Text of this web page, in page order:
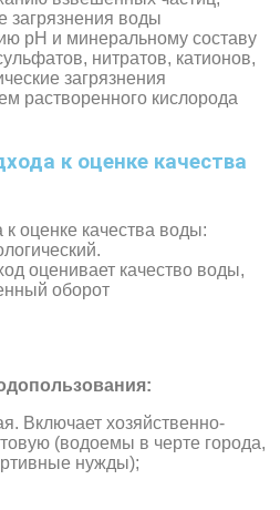
загрязнения воды
рН и минеральному составу
нитратов, катионов,
загрязнения
растворенного кислорода
к оценке качества
оценке качества воды:
оценивает качество воды,
оборот
Включает хозяйственно-
(водоемы в черте города,
нужды);